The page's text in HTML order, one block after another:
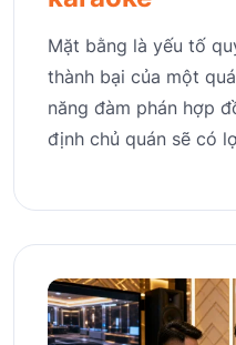
Mặt bằng là yếu tố
thành bại của một
năng đàm phán hợp
định chủ quán sẽ có